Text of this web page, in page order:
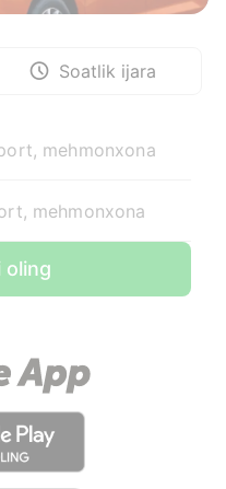
Soatlik ijara
mehmonxona
mehmonxona
oling